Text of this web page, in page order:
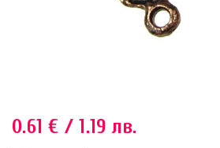
0.61€ / 1.19 лв.